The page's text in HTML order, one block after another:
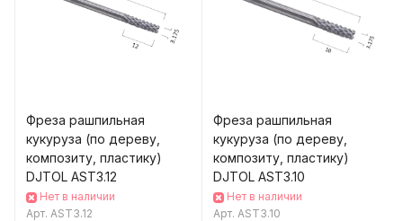
Фреза рашпильная
кукуруза (по дереву,
композиту, пластику)
DJTOL AST3.12
Нет в наличии
Арт. AST3.12
Фреза рашпильная
кукуруза (по дереву,
композиту, пластику)
DJTOL AST3.10
Нет в наличии
Арт. AST3.10